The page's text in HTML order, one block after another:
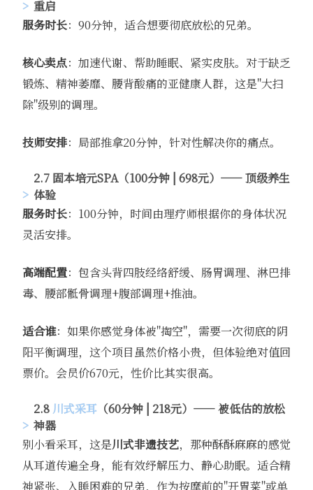
重启
服务时长：90分钟，适合想要彻底放松的兄弟。
核心卖点：加速代谢、帮助睡眠、紧实皮肤。对于缺乏
锻炼、精神萎靡、腰背酸痛的亚健康人群，这是"大扫
除"级别的调理。
技师安排：局部推拿20分钟，针对性解决你的痛点。
2.7 固本培元SPA（100分钟 | 698元）—— 顶级养生
体验
服务时长：100分钟，时间由理疗师根据你的身体状况
灵活安排。
高端配置：包含头背四肢经络舒缓、肠胃调理、淋巴排
毒、腰部骶骨调理+腹部调理+推油。
适合谁：如果你感觉身体被"掏空"，需要一次彻底的阴
阳平衡调理，这个项目虽然价格小贵，但体验绝对值回
票价。会员价670元，性价比其实很高。
2.8 川式采耳 （60分钟 | 218元）—— 被低估的放松
神器
别小看采耳，这是川式非遗技艺，那种酥酥麻麻的感觉
从耳道传遍全身，能有效纾解压力、静心助眠。适合精
神紧张、入睡困难的兄弟，作为按摩前的"开胃菜"或单